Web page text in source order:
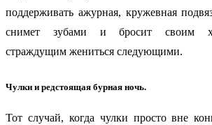
поддерживать ажурная, кружевная
снимет зубами и бросит своим
страждущим жениться следующими.
Чулки и редстоящая бурная ночь.
Тот случай, когда чулки просто вне